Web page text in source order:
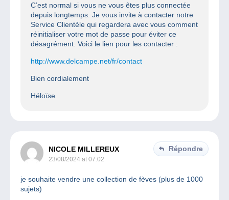
C’est normal si vous ne vous êtes plus connectée
depuis longtemps. Je vous invite à contacter notre
Service Clientèle qui regardera avec vous comment
réinitialiser votre mot de passe pour éviter ce
désagrément. Voici le lien pour les contacter :
http://www.delcampe.net/fr/contact
Bien cordialement
Héloïse
NICOLE MILLEREUX
23/08/2024 at 07:02
Répondre
je souhaite vendre une collection de fèves (plus de 1000
sujets)